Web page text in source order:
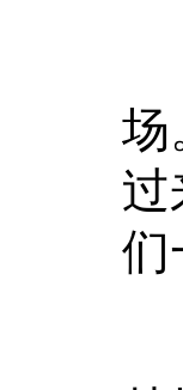
场
过
们